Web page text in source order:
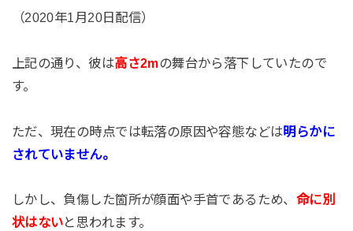
（2020年1月20日配信）
上記の通り、彼は高さ2mの舞台から落下していたので
す。
ただ、現在の時点では転落の原因や容態などは明らかに
されていません。
しかし、負傷した箇所が顔面や手首であるため、 命に別
状はないと思われます。